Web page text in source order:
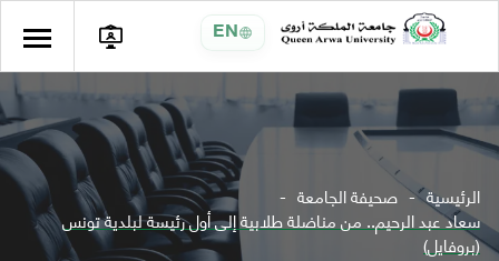
EN
الرئيسية صحيفة الجامعة
سعاد عبد الرحيم.. من مناضلة طلابية إلى أول رئيسة لبلدية تونس
(بروفايل)